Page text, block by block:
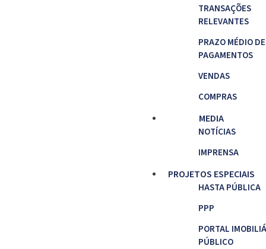
TRANSAÇÕES
RELEVANTES
PRAZO MÉDIO DE
PAGAMENTOS
VENDAS
COMPRAS
MEDIA
NOTÍCIAS
IMPRENSA
PROJETOS ESPECIAIS
HASTA PÚBLICA
PPP
PORTAL
PÚBLICO